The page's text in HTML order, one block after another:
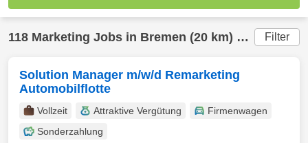
118 Marketing Jobs in Bremen (20 km) gefunden Filter
Solution Manager m/w/d Remarketing
Automobilflotte
Vollzeit Attraktive Vergütung
Firmenwagen
Sonderzahlung